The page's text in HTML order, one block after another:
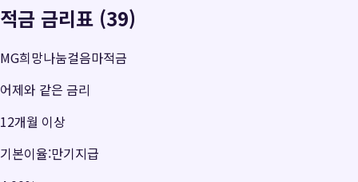
적금 금리표 (39)
MG희망나눔걸음마적금
어제와 같은 금리
12개월 이상
기본이율:만기지급